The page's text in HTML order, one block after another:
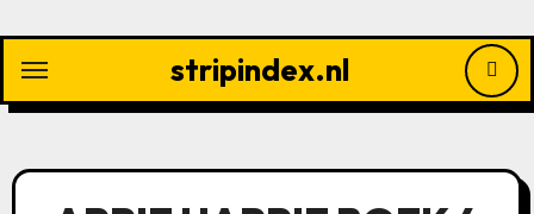
inhoud
stripindex.nl